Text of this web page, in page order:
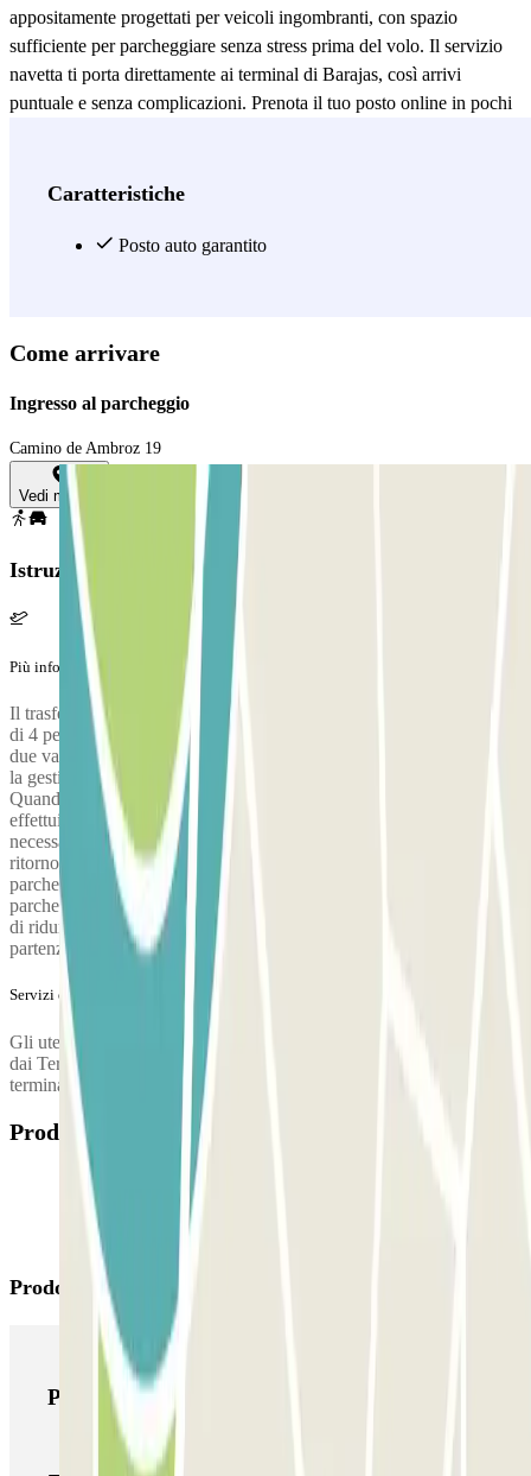
appositamente progettati per veicoli ingombranti, con spazio
sufficiente per parcheggiare senza stress prima del volo. Il servizio
navetta ti porta direttamente ai terminal di Barajas, così arrivi
puntuale e senza complicazioni. Prenota il tuo posto online in pochi
veicoli speciali. Parcheggia, prendi la navetta e vola in tutta
Vedi di più
Caratteristiche
Posto auto garantito
Come arrivare
Ingresso al parcheggio
Camino de Ambroz 19
Vedi mappa
Istruzioni
Più informazioni
Il trasferimento gratuito ai terminal 1 e 2 è previsto per un massimo
di 4 persone; nella prenotazione è incluso anche il bagaglio fino a
due valigie per passeggero (una grande da 23 kg e una piccola). Per
la gestione dei bagagli, ogni collo aggiuntivo ha un costo di 3 €.
Quando ci sono più di 8 passeggeri prima dell’orario previsto,
effettuiamo un trasferimento aggiuntivo al terminal, tutte le volte
necessarie. La partenza viene inoltre anticipata quando un cliente di
ritorno richiede il trasferimento per essere riaccompagnato al
parcheggio; in questo caso si parte insieme ai clienti già presenti nel
parcheggio. Il parcheggio cerca sempre di partire il prima possibile e
di ridurre al minimo i tempi di attesa, garantendo inoltre un orario di
partenza preciso quando non ci sono altri clienti.
Servizi extra (non inclusi nel prezzo)
Gli utenti che necessitano di accedere al Terminal 4 possono farlo
dai Terminal 1 e 2 utilizzando il servizio gratuito di trasferimento tra
terminal messo a disposizione da AENA per tutti i passeggeri.
Prodotti disponibili
Prodotti di Parclick
Prodotti di Parclick